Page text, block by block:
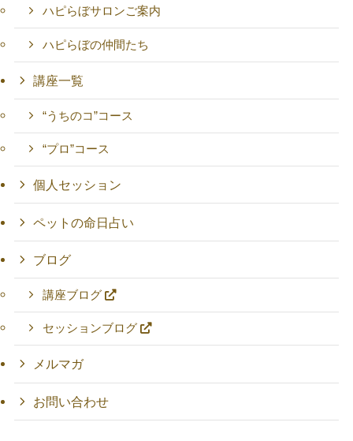
ハピらぼサロンご案内
ハピらぼの仲間たち
講座一覧
“うちのコ”コース
“プロ”コース
個人セッション
ペットの命日占い
ブログ
講座ブログ
セッションブログ
メルマガ
お問い合わせ